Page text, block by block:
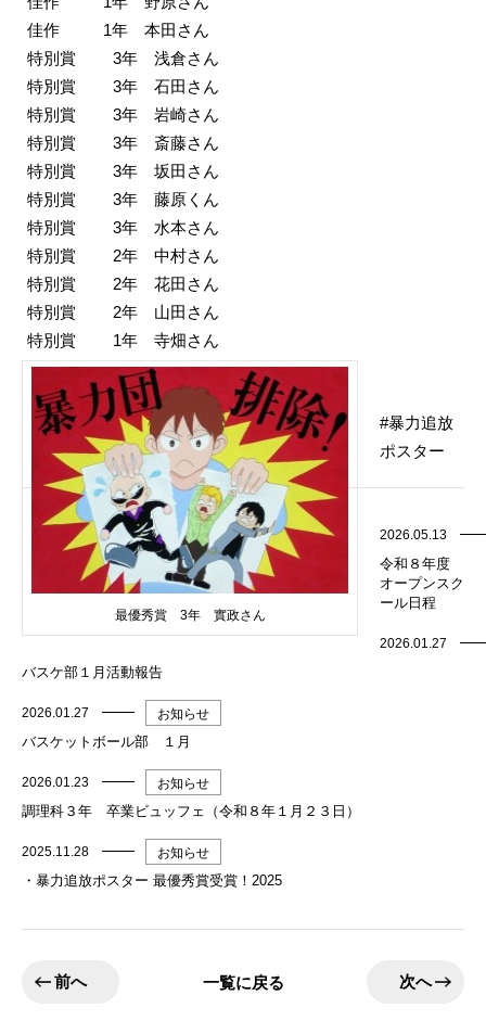
佳作 1年 本田さん
特別賞 3年 浅倉さん
特別賞 3年 石田さん
特別賞 3年 岩崎さん
特別賞 3年 斎藤さん
特別賞 3年 坂田さん
特別賞 3年 藤原くん
特別賞 3年 水本さん
特別賞 2年 中村さん
特別賞 2年 花田さん
特別賞 2年 山田さん
特別賞 1年 寺畑さん
最優秀賞 3年 實政さん
暴力追放
ポスター
2026.05.13
令和８年度
オープンスク
ール日程
2026.01.27
バスケ部１月活動報告
2026.01.27 お知らせ
バスケットボール部 １月
2026.01.23 お知らせ
調理科３年 卒業ビュッフェ（令和８年１月２３日）
2025.11.28 お知らせ
・暴力追放ポスター 最優秀賞受賞！2025
前へ 一覧に戻る 次へ